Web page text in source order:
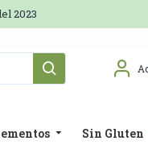
2023
Sin Gluten